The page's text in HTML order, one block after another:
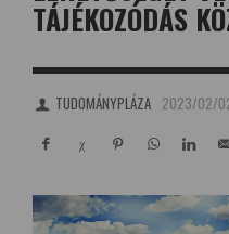
TÁJÉKOZÓDÁS
TUDOMÁNYPLÁZA 2023/02/